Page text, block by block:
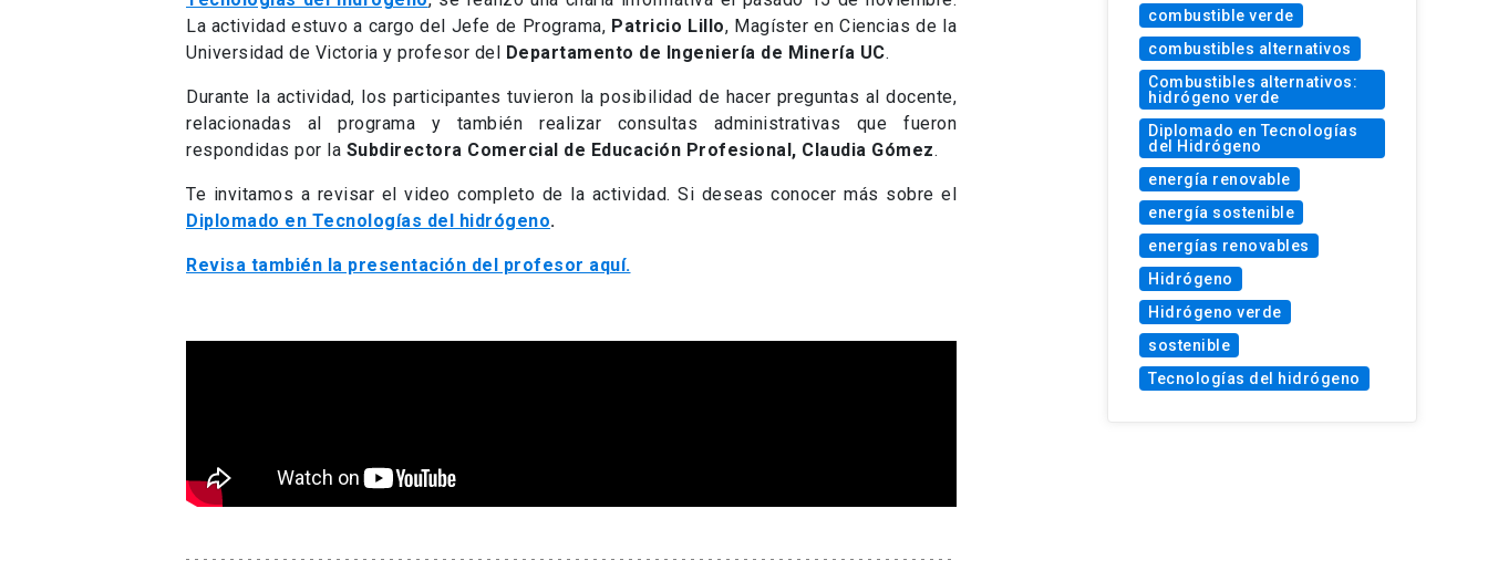
La actividad estuvo a cargo del Jefe de Programa, Patricio Lillo, Magíster en Ciencias de la
Universidad de Victoria y profesor del Departamento de Ingeniería de Minería UC.
Durante la actividad, los participantes tuvieron la posibilidad de hacer preguntas al docente,
relacionadas al programa y también realizar consultas administrativas que fueron
respondidas por la Subdirectora Comercial de Educación Profesional, Claudia Gómez.
Te invitamos a revisar el video completo de la actividad. Si deseas conocer más sobre el
Diplomado en Tecnologías del hidrógeno.
Revisa también la presentación del profesor aquí.
combustible verde
combustibles alternativos
Combustibles alternativos:
hidrógeno verde
Diplomado en Tecnologías
del Hidrógeno
energía renovable
energía sostenible
energías renovables
Hidrógeno
Hidrógeno verde
sostenible
Tecnologías del hidrógeno